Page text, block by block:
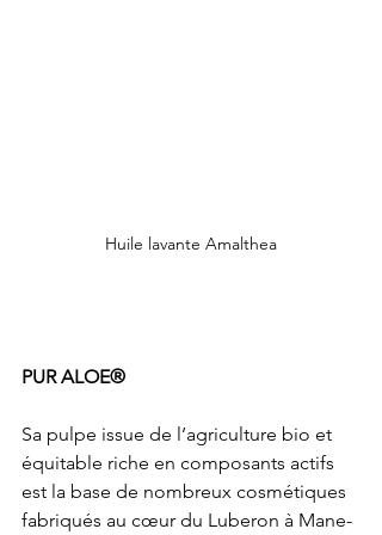
Huile lavante Amalthea
PUR ALOE®
Sa pulpe issue de l’agriculture bio et
équitable riche en composants actifs
est la base de nombreux cosmétiques
fabriqués au cœur du Luberon à Mane-